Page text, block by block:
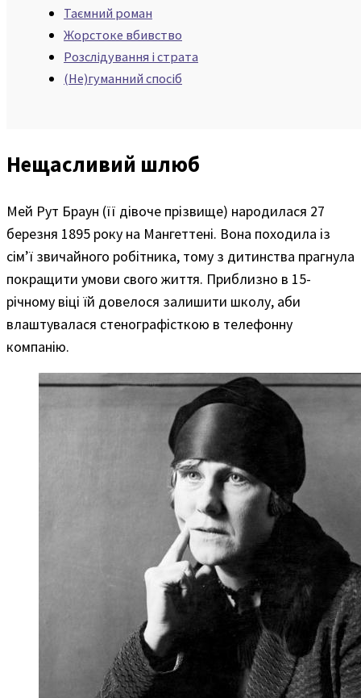
Таємний роман
Жорстоке вбивство
Розслідування і страта
(Не)гуманний спосіб
Нещасливий шлюб
Мей Рут Браун (її дівоче прізвище) народилася 27
березня 1895 року на Мангеттені. Вона походила із
сім’ї звичайного робітника, тому з дитинства прагнула
покращити умови свого життя. Приблизно в 15-
річному віці їй довелося залишити школу, аби
влаштувалася стенографісткою в телефонну
компанію.